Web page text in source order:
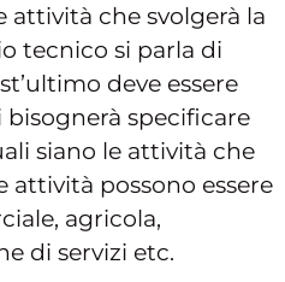
attività che svolgerà la
tecnico si parla di
deve essere
specificare
siano le attività che
attività possono essere
agricola,
di servizi etc.